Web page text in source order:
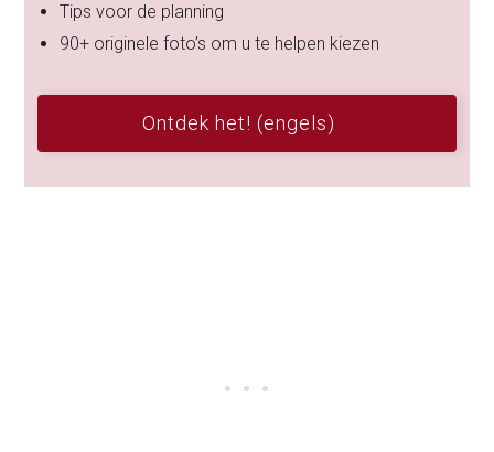
Tips voor de planning
90+ originele foto’s om u te helpen kiezen
Ontdek het! (engels)